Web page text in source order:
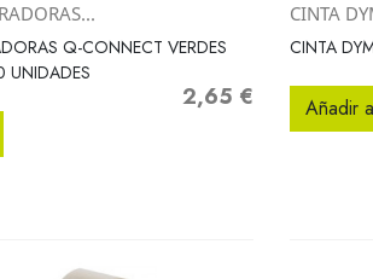
Vista rápidaQ-CONNECT VERDES
UNIDADES
Precio
2,65 €
CINTA
CINTA
Añadir